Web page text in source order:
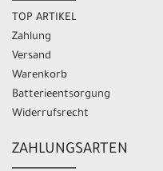
TOP ARTIKEL
Zahlung
Versand
Warenkorb
Batterieentsorgung
Widerrufsrecht
ZAHLUNGSARTEN